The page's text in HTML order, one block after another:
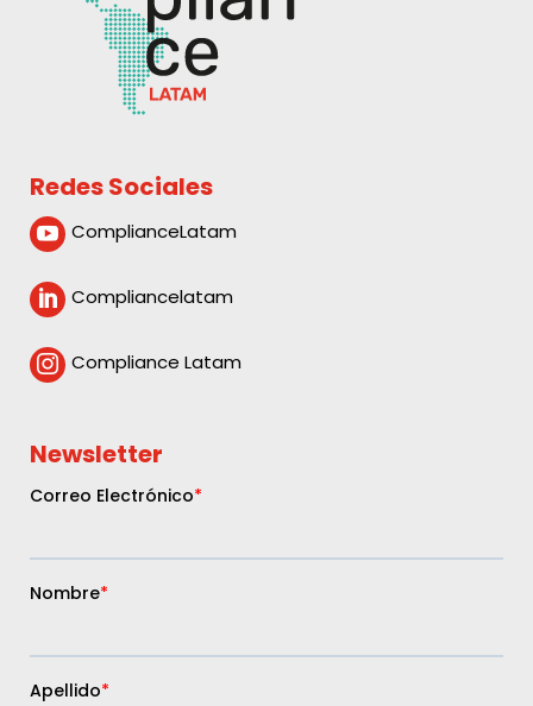
Redes Sociales
 ComplianceLatam
 Compliancelatam
 Compliance Latam
Newsletter